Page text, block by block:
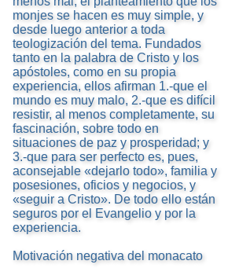
monjes se hacen es muy simple, y
desde luego anterior a toda
teologización del tema. Fundados
tanto en la palabra de Cristo y los
apóstoles, como en su propia
experiencia, ellos afirman 1.-que el
mundo es muy malo, 2.-que es difícil
resistir, al menos completamente, su
fascinación, sobre todo en
situaciones de paz y prosperidad; y
3.-que para ser perfecto es, pues,
aconsejable «dejarlo todo», familia y
posesiones, oficios y negocios, y
«seguir a Cristo». De todo ello están
seguros por el Evangelio y por la
experiencia.
Motivación negativa del monacato